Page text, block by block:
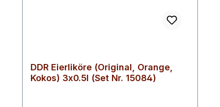
DDR Eierliköre (Original, Orange,
Kokos) 3x0.5l (Set Nr. 15084)